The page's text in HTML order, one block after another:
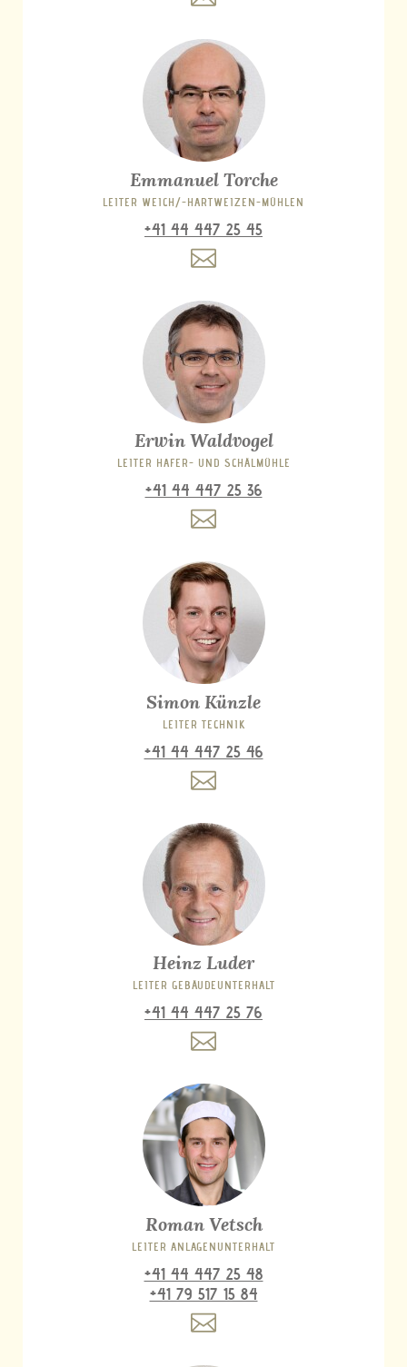
Emmanuel Torche
LEITER WEICH/-HARTWEIZEN-MÜHLEN
+41 44 447 25 45
Erwin Waldvogel
LEITER HAFER- UND SCHÄLMÜHLE
+41 44 447 25 36
Simon Künzle
LEITER TECHNIK
+41 44 447 25 46
Heinz Luder
LEITER GEBÄUDEUNTERHALT
+41 44 447 25 76
Roman Vetsch
LEITER ANLAGENUNTERHALT
+41 44 447 25 48
+41 79 517 15 84